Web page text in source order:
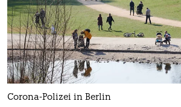
Corona-Polizei in Berlin